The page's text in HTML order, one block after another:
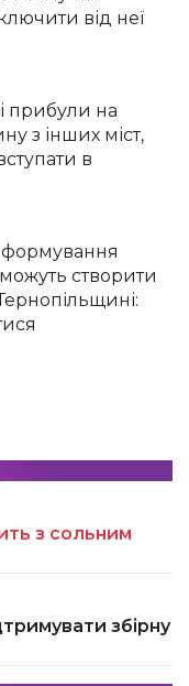
від неї
прибули на
з інших міст,
в
формування
створити
з сольним
збірну